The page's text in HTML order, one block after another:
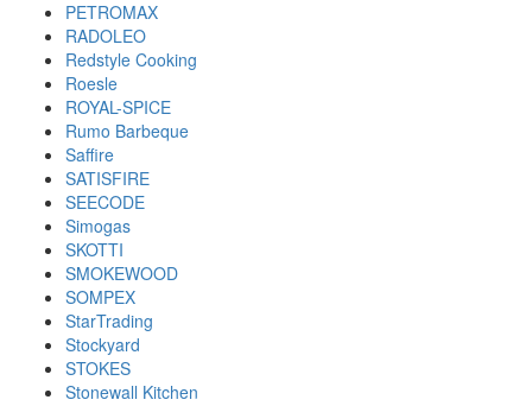
PETROMAX
RADOLEO
Redstyle Cooking
Roesle
ROYAL-SPICE
Rumo Barbeque
Saffire
SATISFIRE
SEECODE
Simogas
SKOTTI
SMOKEWOOD
SOMPEX
StarTrading
Stockyard
STOKES
Stonewall Kitchen